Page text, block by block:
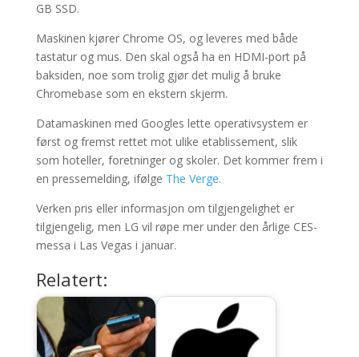
GB SSD.
Maskinen kjører Chrome OS, og leveres med både
tastatur og mus. Den skal også ha en HDMI-port på
baksiden, noe som trolig gjør det mulig å bruke
Chromebase som en ekstern skjerm.
Datamaskinen med Googles lette operativsystem er
først og fremst rettet mot ulike etablissement, slik
som hoteller, foretninger og skoler. Det kommer frem i
en pressemelding, ifølge The Verge.
Verken pris eller informasjon om tilgjengelighet er
tilgjengelig, men LG vil røpe mer under den årlige CES-
messa i Las Vegas i januar.
Relatert: